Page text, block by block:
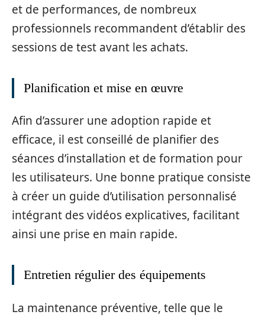
et de performances, de nombreux
professionnels recommandent d’établir des
sessions de test avant les achats.
Planification et mise en œuvre
Afin d’assurer une adoption rapide et
efficace, il est conseillé de planifier des
séances d’installation et de formation pour
les utilisateurs. Une bonne pratique consiste
à créer un guide d’utilisation personnalisé
intégrant des vidéos explicatives, facilitant
ainsi une prise en main rapide.
Entretien régulier des équipements
La maintenance préventive, telle que le